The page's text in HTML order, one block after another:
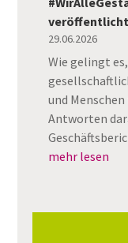
veröffentlicht
29.06.2026
Wie gelingt
und
Antworten
mehr lesen